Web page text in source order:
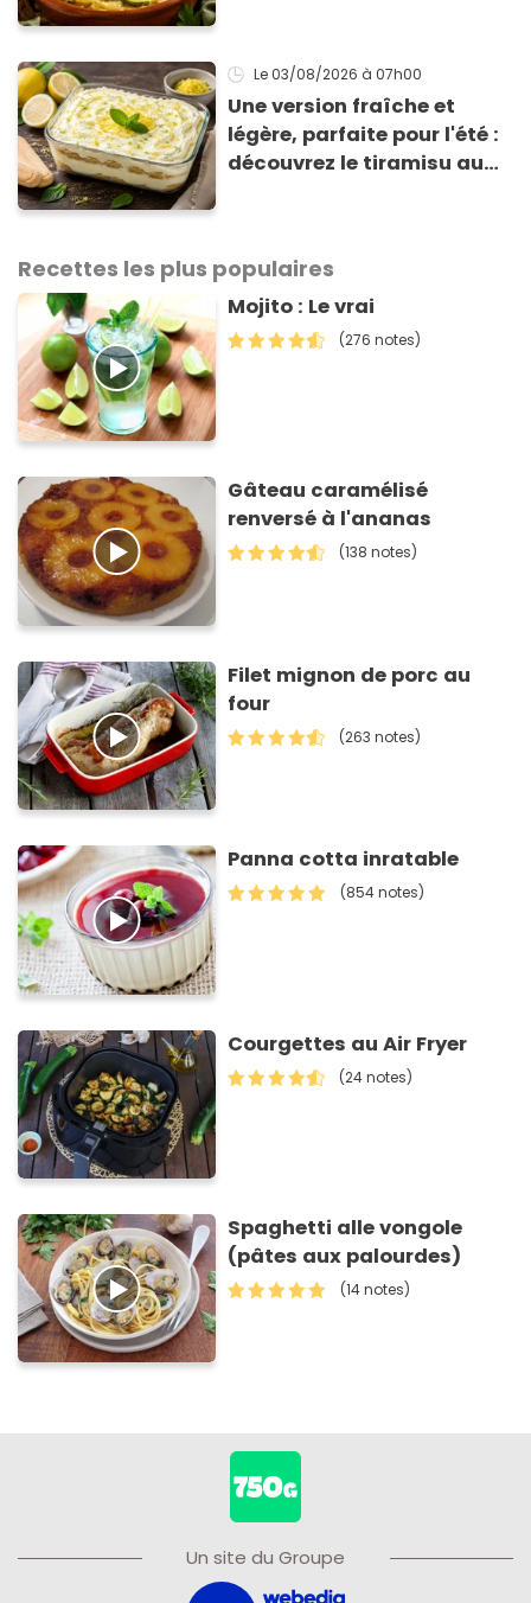
Le 03/08/2026 à 07h00
Une version fraîche et
légère, parfaite pour l'été :
découvrez le tiramisu au
Recettes les plus populaires
Mojito : Le vrai
(276 notes)
Gâteau caramélisé
renversé à l'ananas
(138 notes)
Filet mignon de porc au
four
(263 notes)
Panna cotta inratable
(854 notes)
Courgettes au Air Fryer
(24 notes)
Spaghetti alle vongole
(pâtes aux palourdes)
(14 notes)
Un site du Groupe